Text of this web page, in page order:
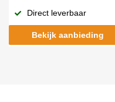
Direct leverbaar
Bekijk aanbieding